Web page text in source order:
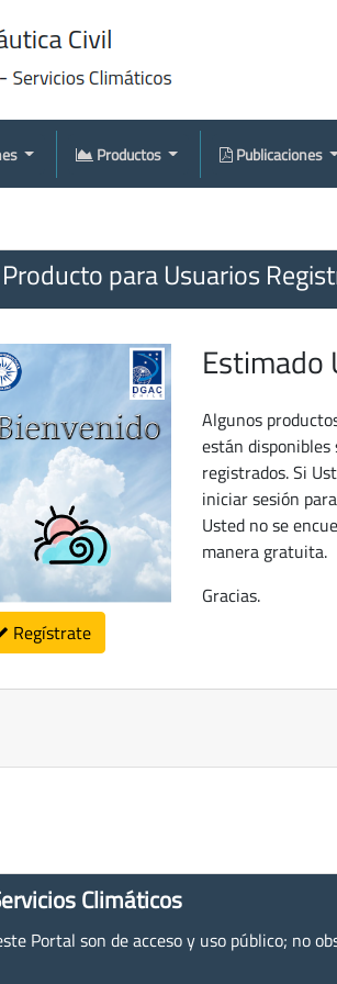
Productos Publicaciones
para Usuarios
Regístrate
Estimado
Algunos
están
registrados. Si
iniciar sesión
Usted no se
manera gratuita.
Gracias.
Climáticos
Portal son de acceso y uso público; no